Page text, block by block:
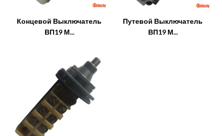
Концевой Выключатель
ВП19 М...
Путевой Выключатель
ВП19 М...